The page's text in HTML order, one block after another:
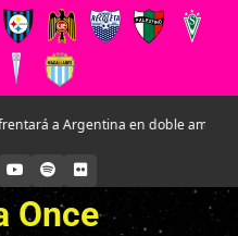
en doble amistoso preparatorio
YOUTUBE
SPOTIFYFLICKR
Once